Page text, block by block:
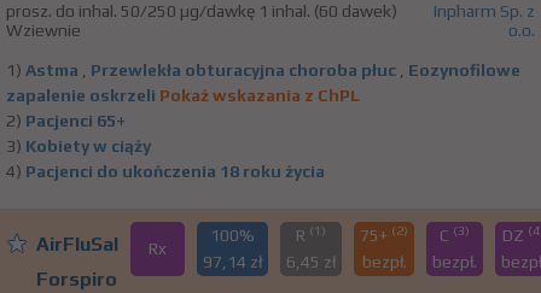
prosz. do inhal. 50/250 µg/dawkę 1 inhal. (60 dawek)
Wziewnie
Inpharm Sp. z
o.o.
1) Astma , Przewlekła obturacyjna choroba płuc , Eozynofilowe
zapalenie oskrzeli Pokaż wskazania z ChPL
2) Pacjenci 65+
3) Kobiety w ciąży
4) Pacjenci do ukończenia 18 roku życia
AirFluSal
Forspiro
Rx
100%
97,14 zł
R (1)
6,45 zł
75+ (2)
bezpł.
C (3)
bezpł.
DZ